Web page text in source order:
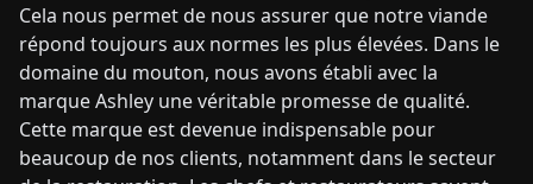
Cela nous permet de nous assurer que notre viande
répond toujours aux normes les plus élevées. Dans le
domaine du mouton, nous avons établi avec la
marque Ashley une véritable promesse de qualité.
Cette marque est devenue indispensable pour
beaucoup de nos clients, notamment dans le secteur